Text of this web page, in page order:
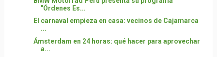
"Órdenes Es...
El carnaval empieza en casa: vecinos de Cajamarca
...
Ámsterdam en 24 horas: qué hacer para aprovechar
a...